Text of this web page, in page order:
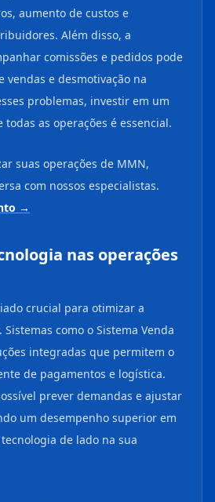
aumento de custos e
Além disso, a
comissões e pedidos pode
vendas e desmotivação na
problemas, investir em um
as operações é essencial.
suas operações de MMN,
com nossos especialistas.
→
nas operações
crucial para otimizar a
como o Sistema Venda
integradas que permitem o
de pagamentos e logística.
prever demandas e ajustar
um desempenho superior em
de lado na sua